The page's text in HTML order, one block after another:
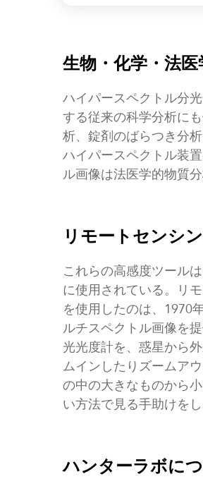
生物・化学・法
ハイパースペクトル分
する従来の科学分析に
析、錠剤のばらつき分
ハイパースペクトル装
ル画像は法医学的物質
リモートセンシ
これらの高感度ツール
に使用されている。リ
を使用したのは、1970
ルチスペクトル画像を
光光度計を、惑星から
ムインしたりズームア
の中の大きなものから
い方法で見る手助けをし
ハンターラボに